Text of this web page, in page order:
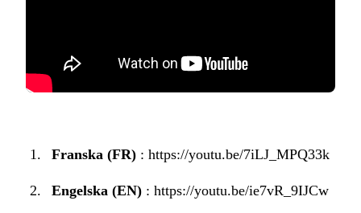
Franska (FR) : https://youtu.be/7iLJ_MPQ33k
Engelska (EN) : https://youtu.be/ie7vR_9IJCw